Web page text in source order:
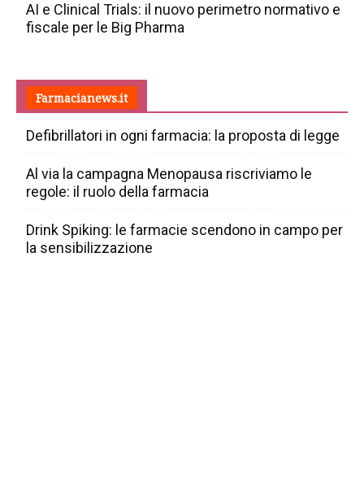
AI e Clinical Trials: il nuovo perimetro normativo e
fiscale per le Big Pharma
Farmacianews.it
Defibrillatori in ogni farmacia: la proposta di legge
Al via la campagna Menopausa riscriviamo le
regole: il ruolo della farmacia
Drink Spiking: le farmacie scendono in campo per
la sensibilizzazione